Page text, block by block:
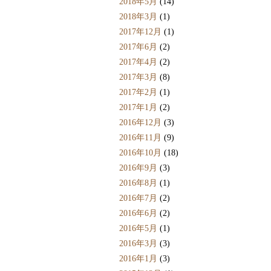
2018年3月 (1)
2017年12月 (1)
2017年6月 (2)
2017年4月 (2)
2017年3月 (8)
2017年2月 (1)
2017年1月 (2)
2016年12月 (3)
2016年11月 (9)
2016年10月 (18)
2016年9月 (3)
2016年8月 (1)
2016年7月 (2)
2016年6月 (2)
2016年5月 (1)
2016年3月 (3)
2016年1月 (3)